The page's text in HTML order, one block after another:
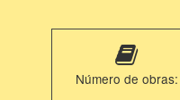
Número de obras: